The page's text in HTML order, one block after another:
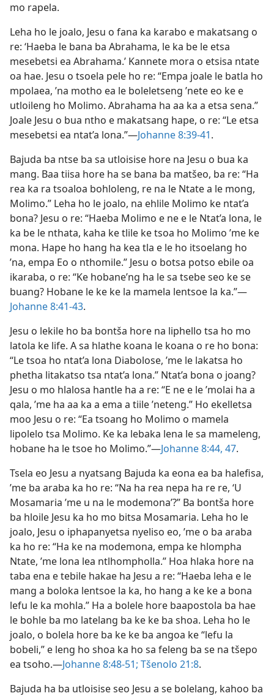
mo rapela.
Leha ho le joalo, Jesu o fana ka karabo e makatsang o
re: ‘Haeba le bana ba Abrahama, le ka be le etsa
mesebetsi ea Abrahama.’ Kannete mora o etsisa ntate
oa hae. Jesu o tsoela pele ho re: “Empa joale le batla ho
mpolaea, ’na motho ea le boleletseng ’nete eo ke e
utloileng ho Molimo. Abrahama ha aa ka a etsa sena.”
Joale Jesu o bua ntho e makatsang hape, o re: “Le etsa
mesebetsi ea ntat’a lona.”—Johanne 8:39-41.
Bajuda ba ntse ba sa utloisise hore na Jesu o bua ka
mang. Baa tiisa hore ha se bana ba matšeo, ba re: “Ha
rea ka ra tsoaloa bohloleng, re na le Ntate a le mong,
Molimo.” Leha ho le joalo, na ehlile Molimo ke ntat’a
bona? Jesu o re: “Haeba Molimo e ne e le Ntat’a lona, le
ka be le nthata, kaha ke tlile ke tsoa ho Molimo ’me ke
mona. Hape ho hang ha kea tla e le ho itsoelang ho
’na, empa Eo o nthomile.” Jesu o botsa potso ebile oa
ikaraba, o re: “Ke hobane’ng ha le sa tsebe seo ke se
buang? Hobane le ke ke la mamela lentsoe la ka.”—
Johanne 8:41-43.
Jesu o lekile ho ba bontša hore na liphello tsa ho mo
latola ke life. A sa hlathe koana le koana o re ho bona:
“Le tsoa ho ntat’a lona Diabolose, ’me le lakatsa ho
phetha litakatso tsa ntat’a lona.” Ntat’a bona o joang?
Jesu o mo hlalosa hantle ha a re: “E ne e le ’molai ha a
qala, ’me ha aa ka a ema a tiile ’neteng.” Ho ekelletsa
moo Jesu o re: “Ea tsoang ho Molimo o mamela
lipolelo tsa Molimo. Ke ka lebaka lena le sa mameleng,
hobane ha le tsoe ho Molimo.”—Johanne 8:44, 47.
Tsela eo Jesu a nyatsang Bajuda ka eona ea ba halefisa,
’me ba araba ka ho re: “Na ha rea nepa ha re re, ‘U
Mosamaria ’me u na le modemona’?” Ba bontša hore
ba hloile Jesu ka ho mo bitsa Mosamaria. Leha ho le
joalo, Jesu o iphapanyetsa nyeliso eo, ’me o ba araba
ka ho re: “Ha ke na modemona, empa ke hlompha
Ntate, ’me lona lea ntlhompholla.” Hoa hlaka hore na
taba ena e tebile hakae ha Jesu a re: “Haeba leha e le
mang a boloka lentsoe la ka, ho hang a ke ke a bona
lefu le ka mohla.” Ha a bolele hore baapostola ba hae
le bohle ba mo latelang ba ke ke ba shoa. Leha ho le
joalo, o bolela hore ba ke ke ba angoa ke “lefu la
bobeli,” e leng ho shoa ka ho sa feleng ba se na tšepo
ea tsoho.—Johanne 8:48-51; Tšenolo 21:8.
Bajuda ha ba utloisise seo Jesu a se bolelang, kahoo ba